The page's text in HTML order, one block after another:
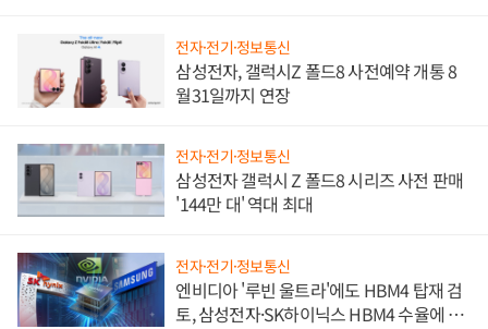
전자·전기·정보통신
삼성전자, 갤럭시Z 폴드8 사전예약 개통 8
월31일까지 연장
전자·전기·정보통신
삼성전자 갤럭시 Z 폴드8 시리즈 사전 판매
'144만 대' 역대 최대
전자·전기·정보통신
엔비디아 '루빈 울트라'에도 HBM4 탑재 검
토, 삼성전자·SK하이닉스 HBM4 수율에 주